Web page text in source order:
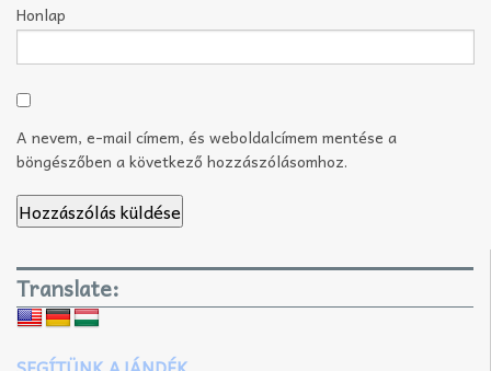
Honlap
A nevem, e-mail címem, és weboldalcímem mentése a
böngészőben a következő hozzászólásomhoz.
Translate: